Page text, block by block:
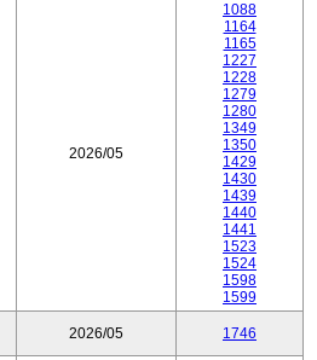
2026/05
1088
1164
1165
1227
1228
1279
1280
1349
1350
1429
1430
1439
1440
1441
1523
1524
1598
1599
2026/05 1746